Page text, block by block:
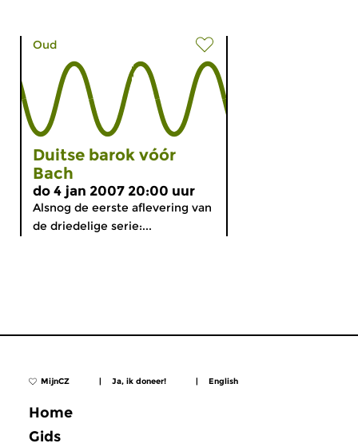
Oud
Duitse barok vóór
Bach
do 4 jan 2007 20:00 uur
Alsnog de eerste aflevering van
de driedelige serie:...
MijnCZ | Ja, ik doneer! | English
Home
Gids